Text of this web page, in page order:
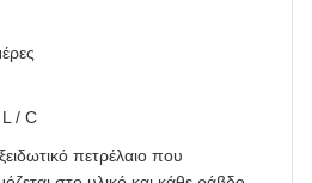
/ C
πετρέλαιο που